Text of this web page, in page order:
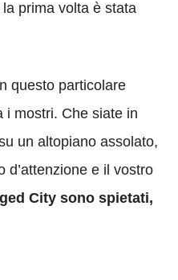
prima volta è stata
questo particolare
i mostri. Che siate in
un altopiano assolato,
d’attenzione e il vostro
City sono spietati,